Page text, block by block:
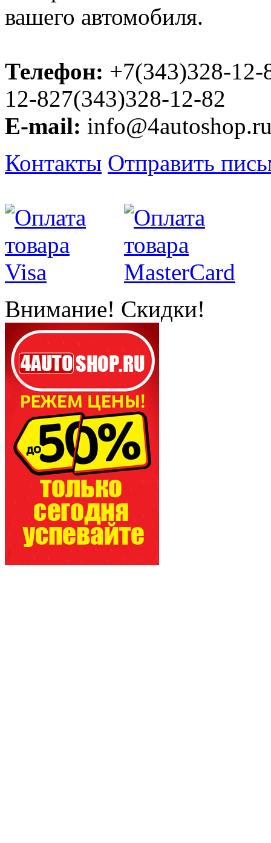
вашего автомобиля.
Телефон: +7(343)328-
12-827(343)328-12-82
E-mail:
Контакты Отправить
Внимание! Скидки!